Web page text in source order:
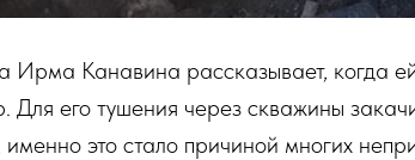
Канавина рассказывает, когда
Для его тушения через скважины
это стало причиной многих